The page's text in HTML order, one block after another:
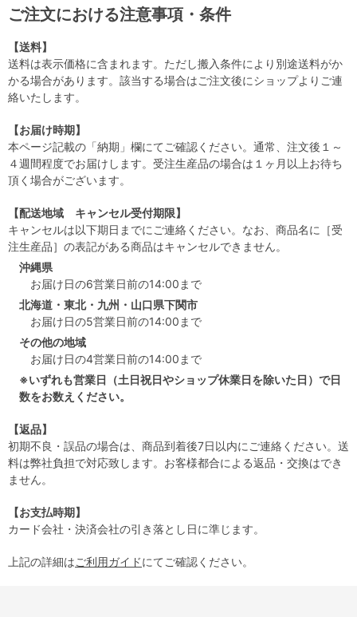
ご注文における注意事項・条件
【送料】
送料は表示価格に含まれます。ただし搬入条件により別途送料がか
かる場合があります。該当する場合はご注文後にショップよりご連
絡いたします。
【お届け時期】
本ページ記載の「納期」欄にてご確認ください。通常、注文後１～
４週間程度でお届けします。受注生産品の場合は１ヶ月以上お待ち
頂く場合がございます。
【配送地域 キャンセル受付期限】
キャンセルは以下期日までにご連絡ください。なお、商品名に［受
注生産品］の表記がある商品はキャンセルできません。
沖縄県
お届け日の6営業日前の14:00まで
北海道・東北・九州・山口県下関市
お届け日の5営業日前の14:00まで
その他の地域
お届け日の4営業日前の14:00まで
※いずれも営業日（土日祝日やショップ休業日を除いた日）で日
数をお数えください。
【返品】
初期不良・誤品の場合は、商品到着後7日以内にご連絡ください。送
料は弊社負担で対応致します。お客様都合による返品・交換はでき
ません。
【お支払時期】
カード会社・決済会社の引き落とし日に準じます。
上記の詳細はご利用ガイドにてご確認ください。